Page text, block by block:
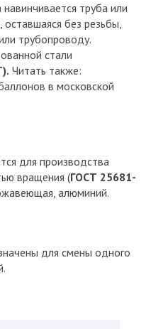
труба или
оставшаяся без резьбы,
трубопроводу.
стали
Читать также:
в московской
для производства
вращения (ГОСТ 25681-
алюминий.
для смены одного